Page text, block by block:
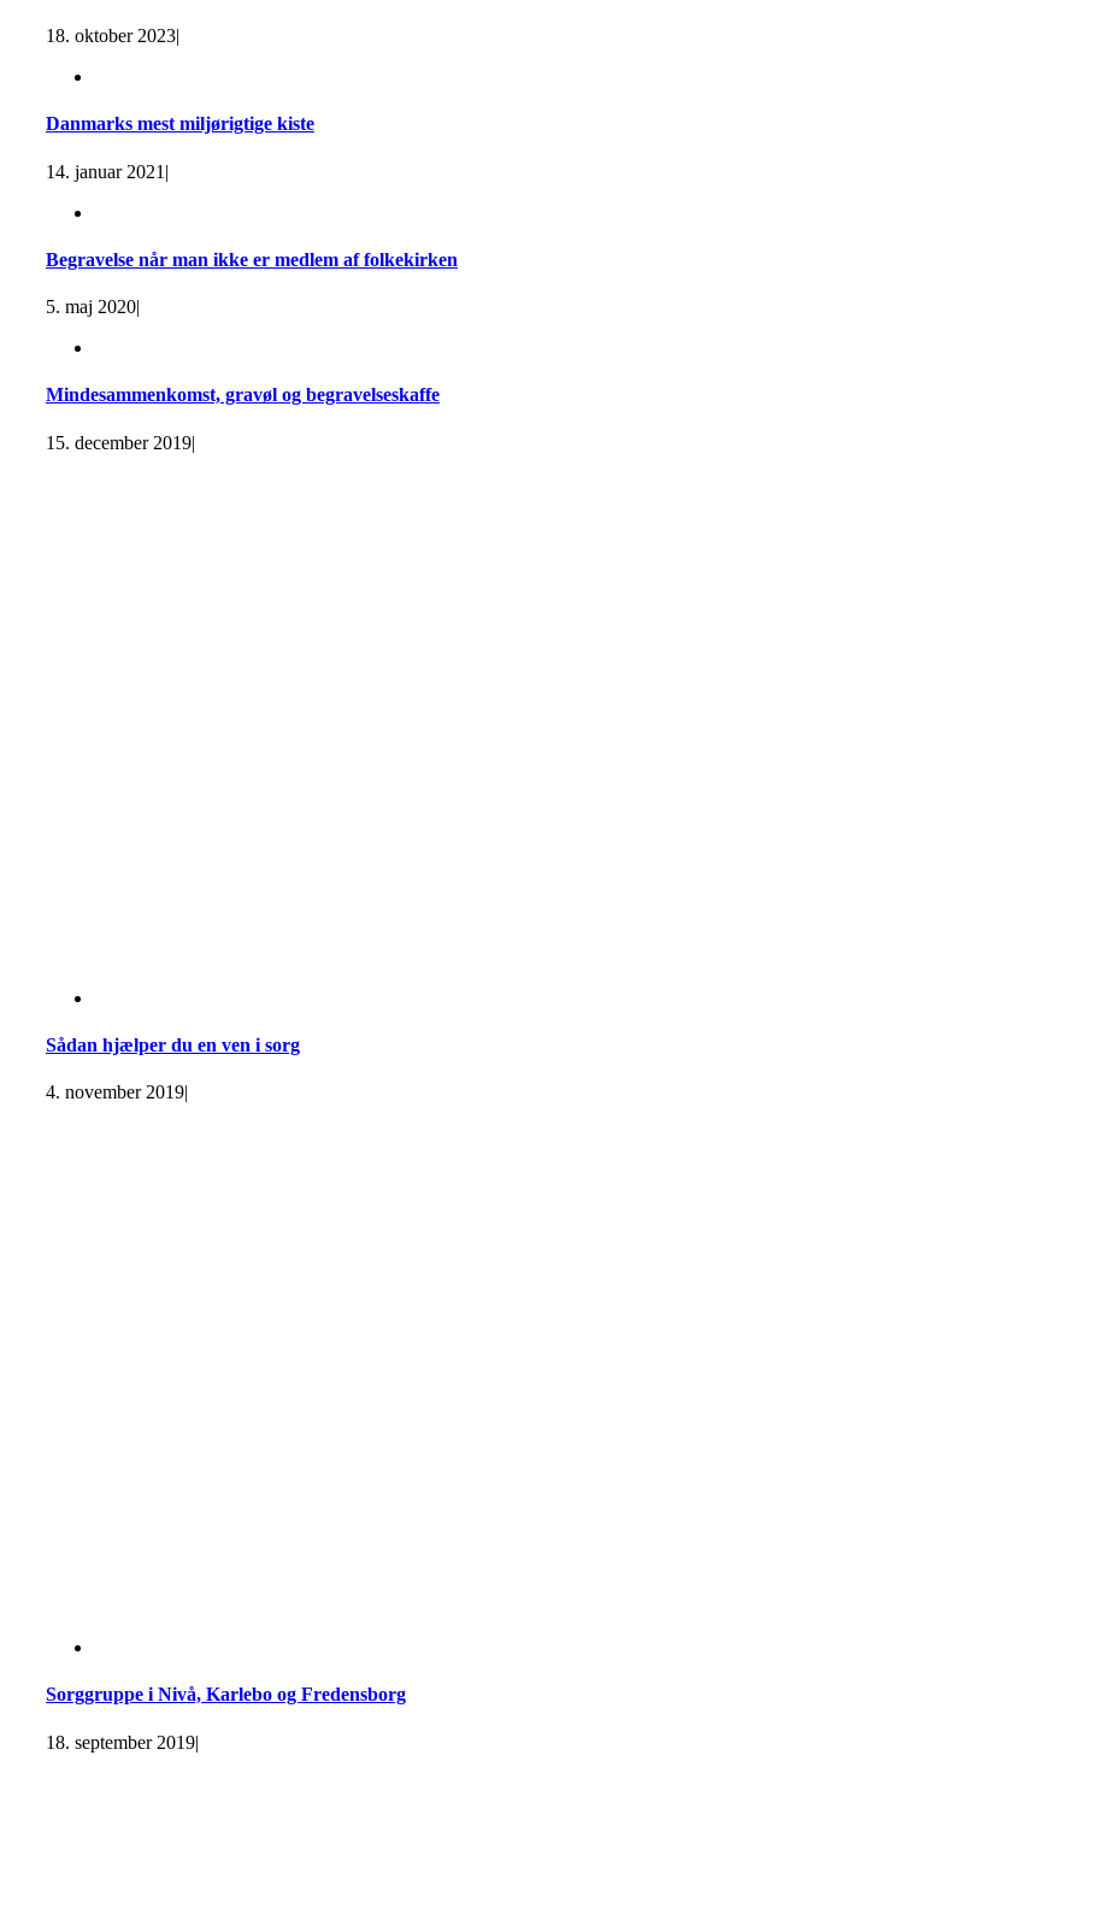
18. oktober 2023|
Danmarks mest miljørigtige kiste
14. januar 2021 |
Begravelse når man ikke er medlem af folkekirken
5. maj 2020|
Mindesammenkomst, gravøl og begravelseskaffe
15. december 2019|
Sådan hjælper du en ven i sorg
4. november 2019|
Sorggruppe i Nivå, Karlebo og Fredensborg
18. september 2019|